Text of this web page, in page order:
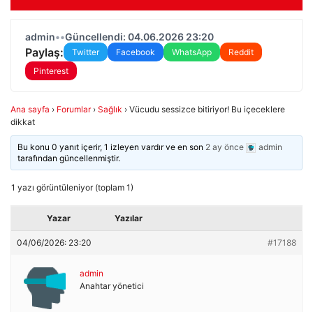
admin••Güncellendi: 04.06.2026 23:20
Paylaş: Twitter Facebook WhatsApp
Reddit
Pinterest
Ana sayfa › Forumlar › Sağlık › Vücudu sessizce bitiriyor! Bu içeceklere
dikkat
Bu konu 0 yanıt içerir, 1 izleyen vardır ve en son 2 ay önce
admin
tarafından güncellenmiştir.
1 yazı görüntüleniyor (toplam 1)
Yazar Yazılar
04/06/2026: 23:20 #17188
admin
Anahtar yönetici